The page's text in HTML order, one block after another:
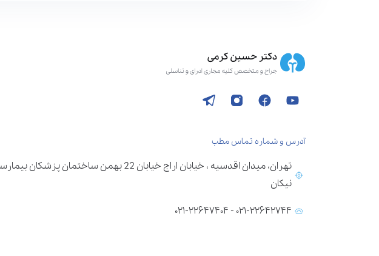
آدرس و شماره تماس مطب
تهران، میدان اقدسیه ، خیابان اراج خیابان 22 بهمن ساختمان پزشکان
نیکان
۰۲۱-۲۲۶۴۲۷۴۴ - ۰۲۱-۲۲۶۴۷۴۰۴